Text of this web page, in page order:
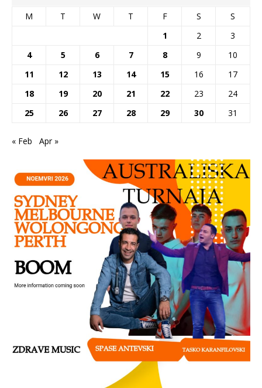
M T W T F S
S
1
2
3
4
5 6 7 8 9
10
11
12 13 14 15 16
17
18
19 20 21 22 23
24
25
26 27 28 29 30 31
« Feb Apr »